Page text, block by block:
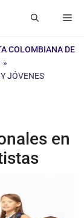
COLOMBIANA DE
»
JÓVENES
en